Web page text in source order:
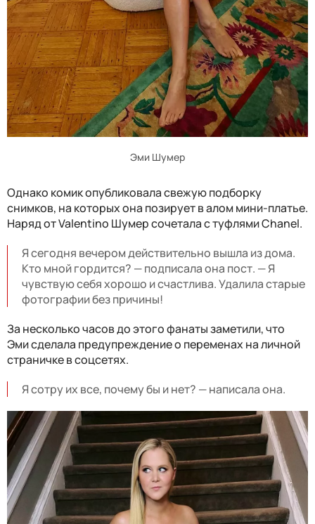
Эми Шумер
Однако комик опубликовала свежую подборку
снимков, на которых она позирует в алом мини-платье.
Наряд от Valentino Шумер сочетала с туфлями Chanel.
Я сегодня вечером действительно вышла из дома.
Кто мной гордится? — подписала она пост. — Я
чувствую себя хорошо и счастлива. Удалила старые
фотографии без причины!
За несколько часов до этого фанаты заметили, что
Эми сделала предупреждение о переменах на личной
страничке в соцсетях.
Я сотру их все, почему бы и нет? — написала она.